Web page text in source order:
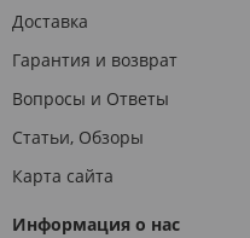
Доставка
Гарантия и возврат
Вопросы и Ответы
Статьи, Обзоры
Карта сайта
Информация о нас